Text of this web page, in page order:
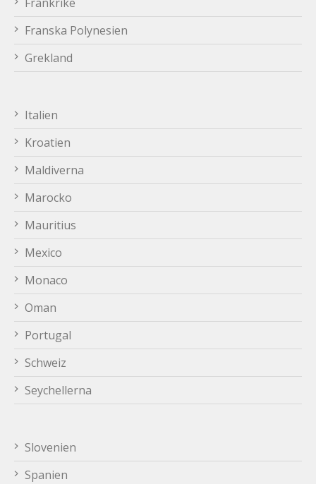
Franska Polynesien
Grekland
Italien
Kroatien
Maldiverna
Marocko
Mauritius
Mexico
Monaco
Oman
Portugal
Schweiz
Seychellerna
Slovenien
Spanien